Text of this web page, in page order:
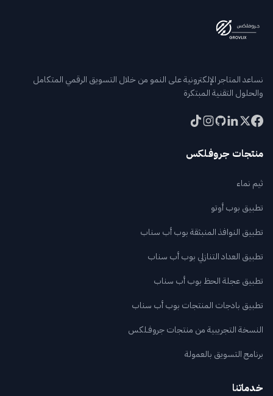
نساعد المتاجر الإلكترونية على النمو من خلال التسويق الرقمي المتكامل
والحلول التقنية المبتكرة
منتجات جروفـلكس
ثيم نماء
تطبيق بوب أوتو
تطبيق النوافذ المنبثقة بوب أب سناب
تطبيق العداد التنازلي بوب أب سناب
تطبيق عجلة الحظ بوب أب سناب
تطبيق بادجات المنتجات بوب أب سناب
النسخة التجريبية من منتجات جروفـلكس
برنامج التسويق بالعمولة
خدماتنا